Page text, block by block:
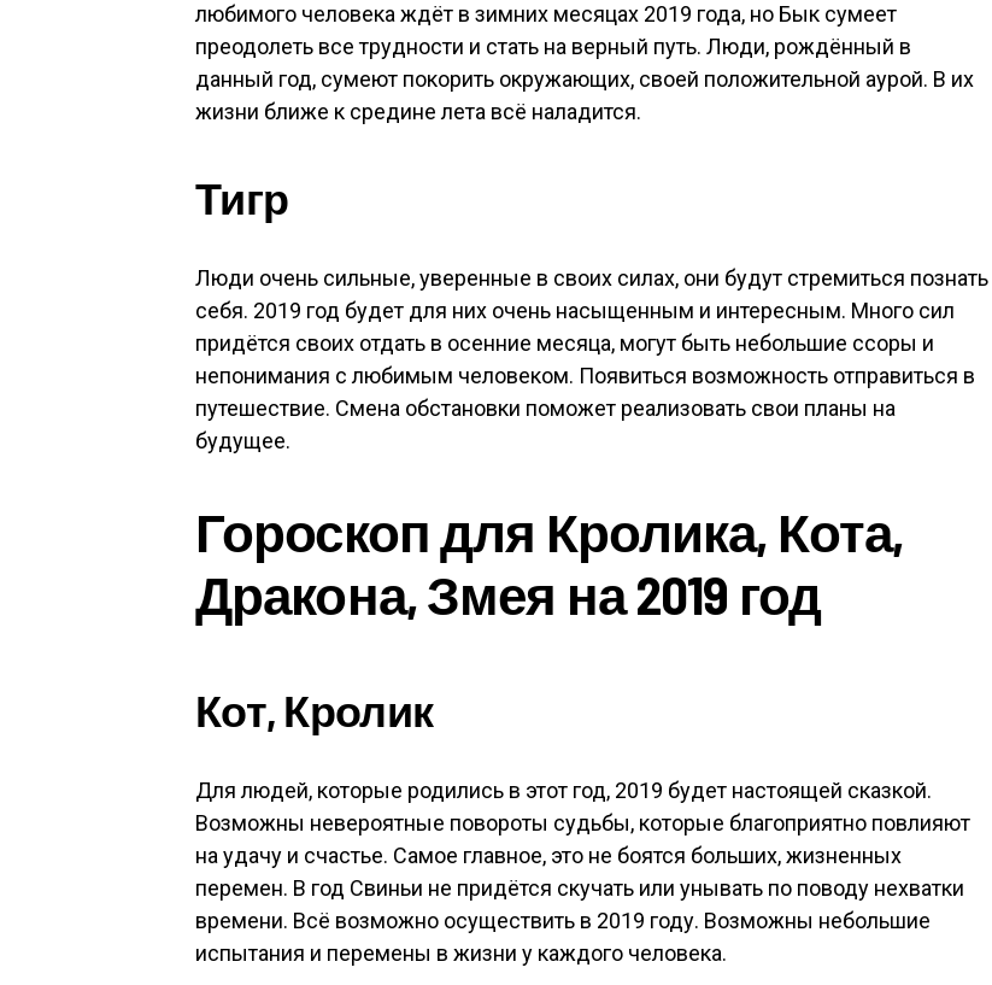
любимого человека ждёт в зимних месяцах 2019 года, но Бык сумеет
преодолеть все трудности и стать на верный путь. Люди, рождённый в
данный год, сумеют покорить окружающих, своей положительной аурой. В их
жизни ближе к средине лета всё наладится.
Тигр
Люди очень сильные, уверенные в своих силах, они будут стремиться познать
себя. 2019 год будет для них очень насыщенным и интересным. Много сил
придётся своих отдать в осенние месяца, могут быть небольшие ссоры и
непонимания с любимым человеком. Появиться возможность отправиться в
путешествие. Смена обстановки поможет реализовать свои планы на
будущее.
Гороскоп для Кролика, Кота,
Дракона, Змея на 2019 год
Кот, Кролик
Для людей, которые родились в этот год, 2019 будет настоящей сказкой.
Возможны невероятные повороты судьбы, которые благоприятно повлияют
на удачу и счастье. Самое главное, это не боятся больших, жизненных
перемен. В год Свиньи не придётся скучать или унывать по поводу нехватки
времени. Всё возможно осуществить в 2019 году. Возможны небольшие
испытания и перемены в жизни у каждого человека.